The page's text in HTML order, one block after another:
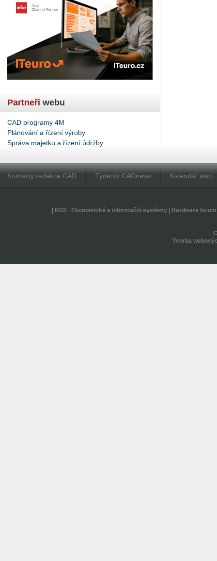
Partneři webu
CAD programy 4M
Plánování a řízení výroby
Správa majetku a řízení údržby
Kontakty redakce CAD Týdeník CADnews Kalendář akcí
RSS| Ekonomické a informační systémy| Hardware forum
Tvorba